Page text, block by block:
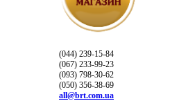
(044) 239-15-84
(067) 233-99-23
(093) 798-30-62
(050) 356-38-69
all@brt.com.ua